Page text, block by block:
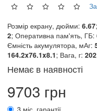
Розмір екрану, дюйми: 6.67
2; Оперативна пам'ять, ГБ:
Ємність акумулятора, мАг:
164.2x76.1x8.1; Вага, г: 202
Немає в наявності
9703 грн
3 міс. гарантії